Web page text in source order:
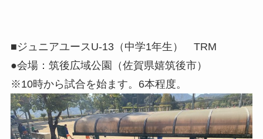
■ジュニアユースU-13（中学1年生） TRM
●会場：筑後広域公園（佐賀県嬉筑後市）
※10時から試合を始ます。6本程度。